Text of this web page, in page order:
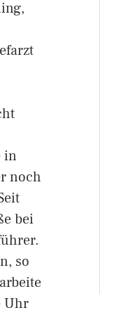
in
noch
bei
so
Uhr